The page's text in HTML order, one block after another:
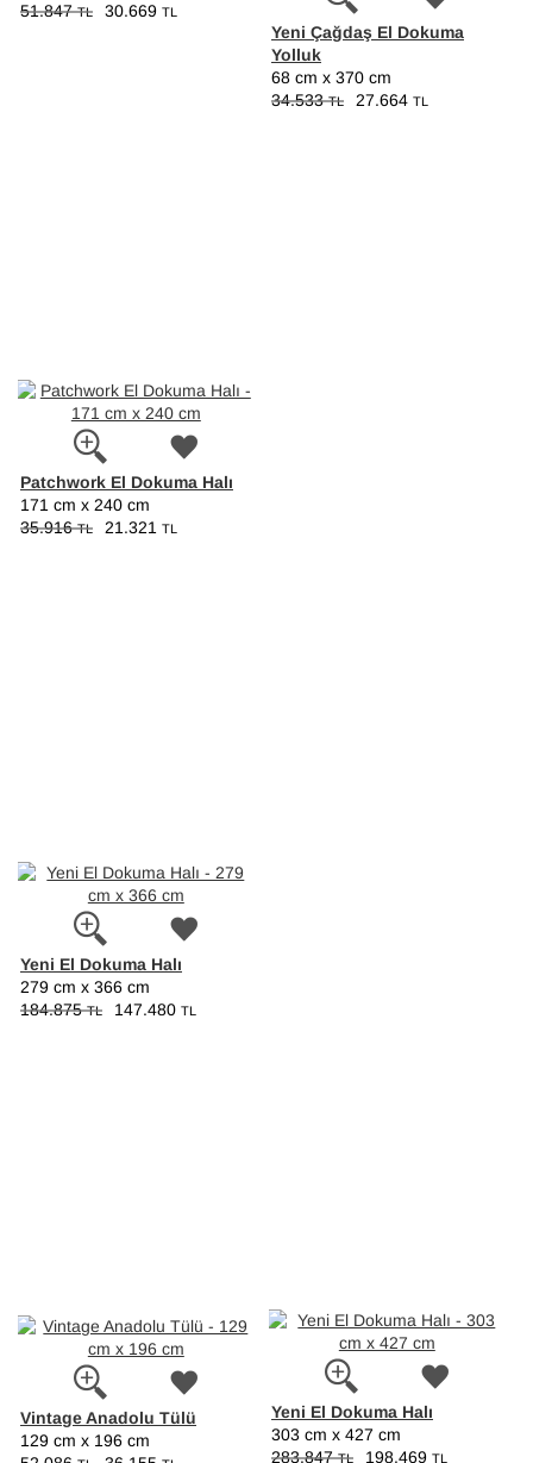
51.847TL 30.669 TL
Yeni Çağdaş El Dokuma
Yolluk
68 cm x 370 cm
34.533TL 27.664 TL
Patchwork El Dokuma Halı
171 cm x 240 cm
35.916TL 21.321 TL
Yeni El Dokuma Halı
279 cm x 366 cm
184.875TL 147.480 TL
Yeni El Dokuma Halı
303 cm x 427 cm
283.847TL 198.469 TL
Vintage Anadolu Tülü
129 cm x 196 cm